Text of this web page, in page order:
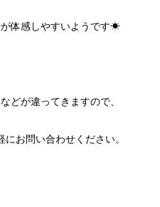
体感しやすいようです☀
どが違ってきますので、
お問い合わせください。